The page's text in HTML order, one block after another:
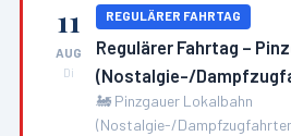
11
AUG
Di
REGULÄRER FAHRTAG
Regulärer Fahrtag –
(Nostalgie-/
🚂 Pinzgauer Lokalbahn
(Nostalgie-/